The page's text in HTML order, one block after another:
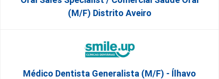
(M/F) Distrito Aveiro
Médico Dentista Generalista (M/F) - Ílhavo